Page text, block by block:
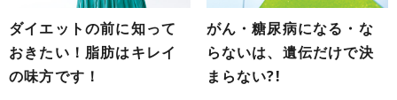
ダイエットの前に知って
おきたい！脂肪はキレイ
の味方です！
がん・糖尿病になる・な
らないは、遺伝だけで決
まらない?!